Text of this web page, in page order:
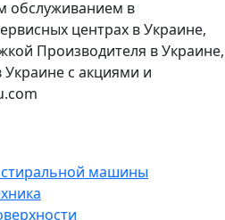
обслуживанием в
центрах в Украине,
Производителя в Украине,
Украине с акциями и
стиральной машины